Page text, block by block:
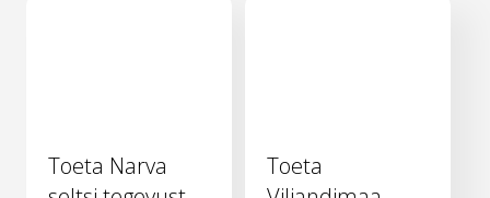
Toeta Narva
Toeta